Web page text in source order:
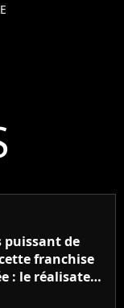
puissant de
franchise
: le réalisateur
"différends